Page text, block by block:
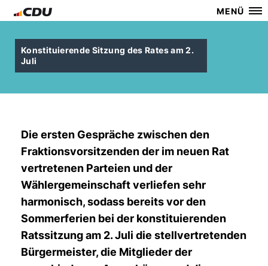
MENÜ
Konstituierende Sitzung des Rates am 2.
Juli
Die ersten Gespräche zwischen den
Fraktionsvorsitzenden der im neuen Rat
vertretenen Parteien und der
Wählergemeinschaft verliefen sehr
harmonisch, sodass bereits vor den
Sommerferien bei der konstituierenden
Ratssitzung am 2. Juli die stellvertretenden
Bürgermeister, die Mitglieder der